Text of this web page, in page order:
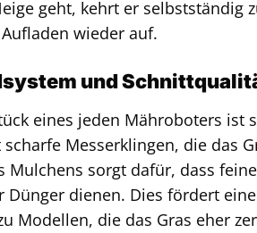
geht, kehrt er
wieder auf.
und
eines jeden Mähroboters ist
Messerklingen, die das
Mulchens sorgt dafür, dass
Dünger dienen. Dies fördert
Modellen, die das Gras eher